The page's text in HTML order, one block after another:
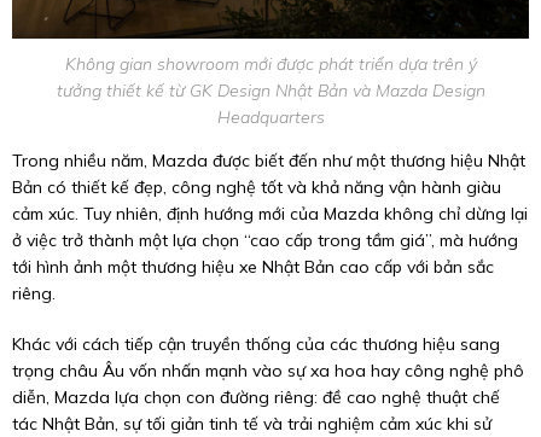
Không gian showroom mới được phát triển dựa trên ý
tưởng thiết kế từ GK Design Nhật Bản và Mazda Design
Headquarters
Trong nhiều năm, Mazda được biết đến như một thương hiệu Nhật
Bản có thiết kế đẹp, công nghệ tốt và khả năng vận hành giàu
cảm xúc. Tuy nhiên, định hướng mới của Mazda không chỉ dừng lại
ở việc trở thành một lựa chọn “cao cấp trong tầm giá”, mà hướng
tới hình ảnh một thương hiệu xe Nhật Bản cao cấp với bản sắc
riêng.
Khác với cách tiếp cận truyền thống của các thương hiệu sang
trọng châu Âu vốn nhấn mạnh vào sự xa hoa hay công nghệ phô
diễn, Mazda lựa chọn con đường riêng: đề cao nghệ thuật chế
tác Nhật Bản, sự tối giản tinh tế và trải nghiệm cảm xúc khi sử